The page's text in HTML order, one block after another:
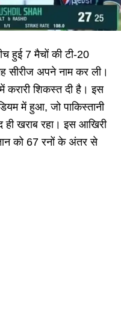
हुई 7 मैचों की टी-20
सीरीज अपने नाम कर ली।
करारी शिकस्त दी है। इस
में हुआ, जो पाकिस्तानी
खराब रहा। इस आखिरी
को 67 रनों के अंतर से